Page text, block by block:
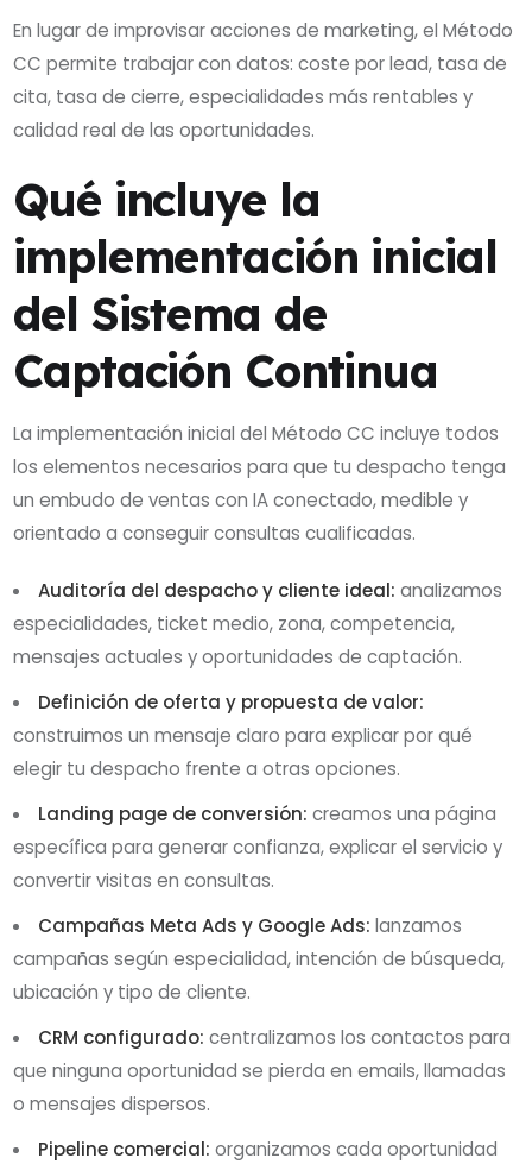
En lugar de improvisar acciones de marketing, el Método
CC permite trabajar con datos: coste por lead, tasa de
cita, tasa de cierre, especialidades más rentables y
calidad real de las oportunidades.
Qué incluye la
implementación inicial
del Sistema de
Captación Continua
La implementación inicial del Método CC incluye todos
los elementos necesarios para que tu despacho tenga
un embudo de ventas con IA conectado, medible y
orientado a conseguir consultas cualificadas.
Auditoría del despacho y cliente ideal: analizamos
especialidades, ticket medio, zona, competencia,
mensajes actuales y oportunidades de captación.
Definición de oferta y propuesta de valor:
construimos un mensaje claro para explicar por qué
elegir tu despacho frente a otras opciones.
Landing page de conversión: creamos una página
específica para generar confianza, explicar el servicio y
convertir visitas en consultas.
Campañas Meta Ads y Google Ads: lanzamos
campañas según especialidad, intención de búsqueda,
ubicación y tipo de cliente.
CRM configurado: centralizamos los contactos para
que ninguna oportunidad se pierda en emails, llamadas
o mensajes dispersos.
Pipeline comercial: organizamos cada oportunidad